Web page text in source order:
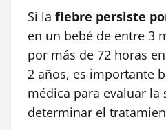
Si la fiebre persiste
en un bebé de entre 3
por más de 72 horas
2 años, es importante
médica para evaluar la
determinar el